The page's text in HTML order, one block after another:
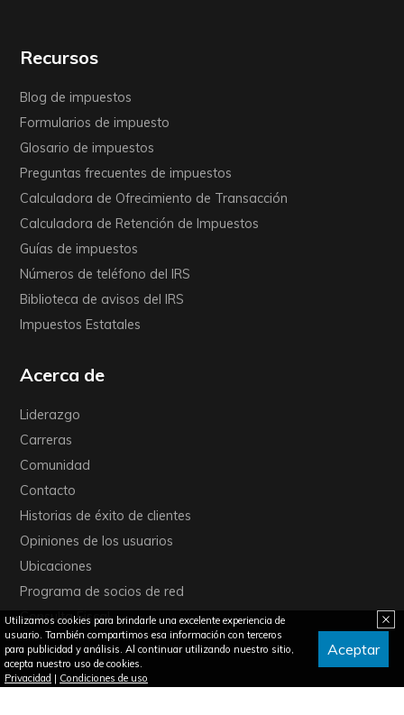
Recursos
Blog de impuestos
Formularios de impuesto
Glosario de impuestos
Preguntas frecuentes de impuestos
Calculadora de Ofrecimiento de Transacción
Calculadora de Retención de Impuestos
Guías de impuestos
Números de teléfono del IRS
Biblioteca de avisos del IRS
Impuestos Estatales
Acerca de
Liderazgo
Carreras
Comunidad
Contacto
Historias de éxito de clientes
Opiniones de los usuarios
Ubicaciones
Programa de socios de red
Consulta Fiscal
Utilizamos cookies para brindarle una excelente experiencia de
usuario. También compartimos esa información con terceros
para publicidad y análisis. Al continuar utilizando nuestro sitio,
acepta nuestro uso de cookies.
Privacidad | Condiciones de uso
Aceptar